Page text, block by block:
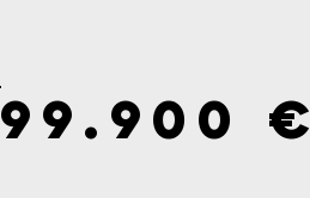
99.900 €